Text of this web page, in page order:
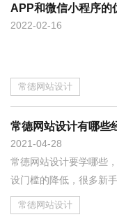
点，专业规划品牌网站
02-16
2022
APP和微信小程序的
常德网站设计
04-28
2021
常德网站设计有哪些
常德网站设计要学哪些
设门槛的降低，很多新
站设计老手，不太了解
常德网站设计